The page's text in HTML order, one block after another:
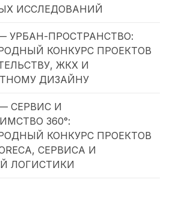
ИССЛЕДОВАНИЙ
— УРБАН-ПРОСТРАНСТВО:
КОНКУРС ПРОЕКТОВ
ЖКХ И
ДИЗАЙНУ
— СЕРВИС И
360°:
КОНКУРС ПРОЕКТОВ
СЕРВИСА И
ЛОГИСТИКИ